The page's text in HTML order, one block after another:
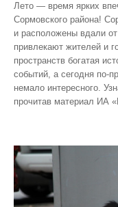
Лето — время ярких
Сормовского района!
и расположены вдали
привлекают жителей и
пространств богатая
событий, а сегодня
немало интересного.
прочитав материал ИА